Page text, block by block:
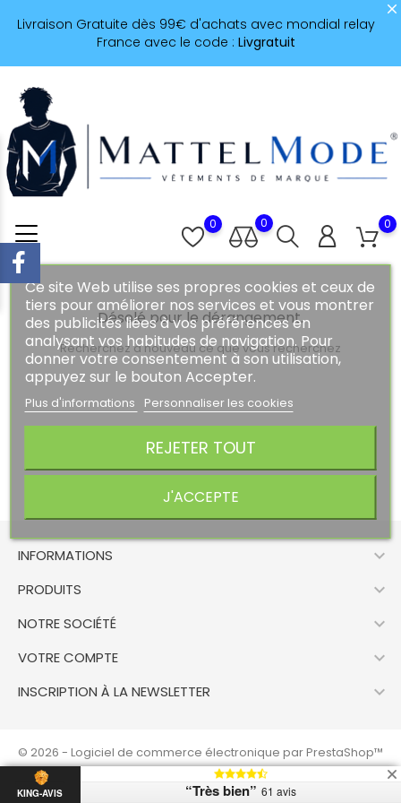
Livraison Gratuite dès 99€ d'achats avec mondial relay
France avec le code : Livgratuit
0
0
0
Ce site Web utilise ses propres cookies et ceux de
tiers pour améliorer nos services et vous montrer
des publicités liées à vos préférences en
analysant vos habitudes de navigation. Pour
donner votre consentement à son utilisation,
appuyez sur le bouton Accepter.
Plus d'informations Personnaliser les cookies
REJETER TOUT
J'ACCEPTE
Désolé pour le dérangement.
Recherchez à nouveau ce que vous recherchez
INFORMATIONS 
PRODUITS 
NOTRE SOCIÉTÉ 
VOTRE COMPTE 
INSCRIPTION À LA NEWSLETTER 
© 2026 - Logiciel de commerce électronique par PrestaShop™
KING-AVIS “Très bien” 61 avis